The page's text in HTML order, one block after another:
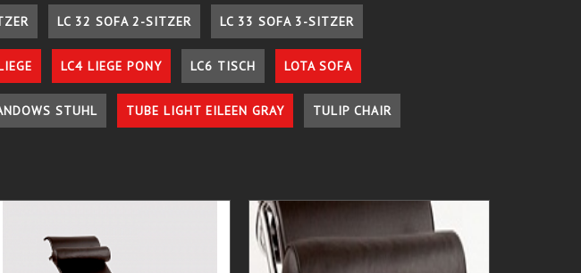
LC 32 SOFA 2-SITZER LC 33 SOFA 3-SITZER
LC4 LIEGE PONY LC6 TISCH LOTA SOFA
STUHL TUBE LIGHT EILEEN GRAY TULIP CHAIR